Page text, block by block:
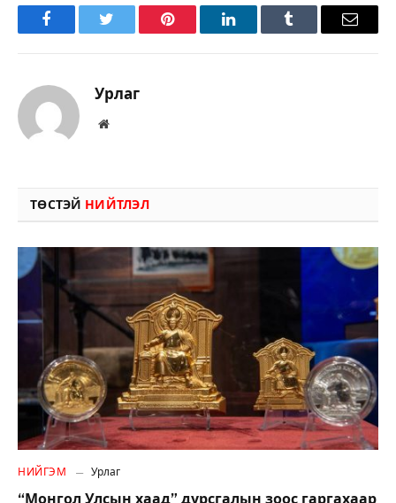
FacebookTwitter Pinterest LinkedInTumblr Имэйл
Урлаг
Вэбсайт
ТӨСТЭЙ НИЙТЛЭЛ
НИЙГЭМ Урлаг
“Монгол Улсын хаад” дурсгалын зоос гаргахаар